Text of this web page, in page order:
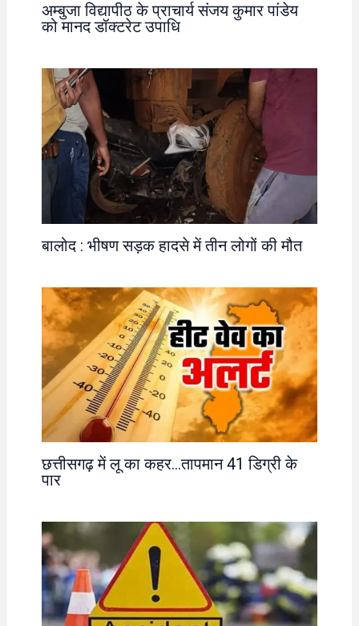
अम्बुजा विद्यापीठ के प्राचार्य संजय कुमार पांडेय
को मानद डॉक्टरेट उपाधि
बालोद : भीषण सड़क हादसे में तीन लोगों की मौत
छत्तीसगढ़ में लू का कहर…तापमान 41 डिग्री के
पार